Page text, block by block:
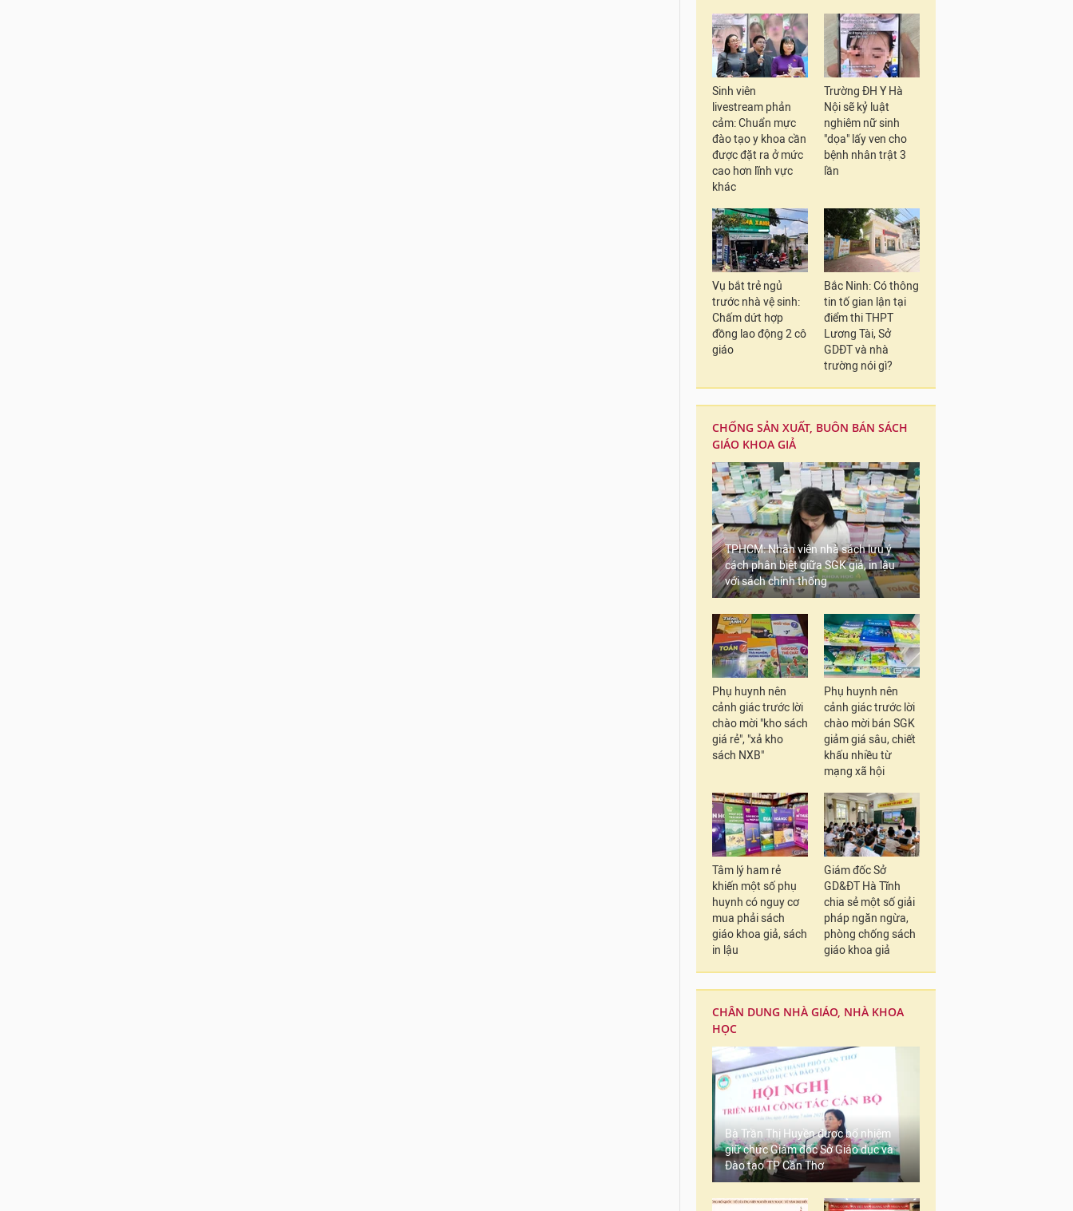
Sinh viên
livestream phản
cảm: Chuẩn mực
đào tạo y khoa cần
được đặt ra ở mức
cao hơn lĩnh vực
khác
Trường ĐH Y Hà
Nội sẽ kỷ luật
nghiêm nữ sinh
"dọa" lấy ven cho
bệnh nhân trật 3
lần
Vụ bắt trẻ ngủ
trước nhà vệ sinh:
Chấm dứt hợp
đồng lao động 2 cô
giáo
Bắc Ninh: Có thông
tin tố gian lận tại
điểm thi THPT
Lương Tài, Sở
GDĐT và nhà
trường nói gì?
CHỐNG SẢN XUẤT, BUÔN BÁN SÁCH
GIÁO KHOA GIẢ
TPHCM: Nhân viên nhà sách lưu ý
cách phân biệt giữa SGK giả, in lậu
với sách chính thống
Phụ huynh nên
cảnh giác trước lời
chào mời "kho sách
giá rẻ", "xả kho
sách NXB"
Phụ huynh nên
cảnh giác trước lời
chào mời bán SGK
giảm giá sâu, chiết
khấu nhiều từ
mạng xã hội
Tâm lý ham rẻ
khiến một số phụ
huynh có nguy cơ
mua phải sách
giáo khoa giả, sách
in lậu
Giám đốc Sở
GD&ĐT Hà Tĩnh
chia sẻ một số giải
pháp ngăn ngừa,
phòng chống sách
giáo khoa giả
CHÂN DUNG NHÀ GIÁO, NHÀ KHOA
HỌC
Bà Trần Thị Huyền được bổ nhiệm
giữ chức Giám đốc Sở Giáo dục và
Đào tạo TP Cần Thơ